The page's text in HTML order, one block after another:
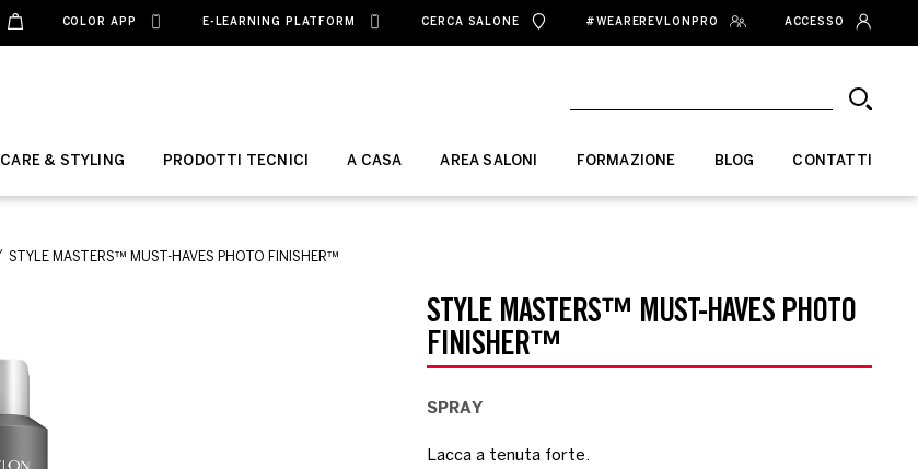
COLOR APP E-LEARNING PLATFORM CERCA SALONE #WEAREREVLONPRO ACCESSO
CARE & STYLING PRODOTTI TECNICI A CASA AREA SALONI FORMAZIONE BLOG CONTATTI
STYLE MASTERS™ MUST-HAVES PHOTO FINISHER™
STYLE MASTERS™ MUST-HAVES PHOTO
FINISHER™
SPRAY
Lacca a tenuta forte.